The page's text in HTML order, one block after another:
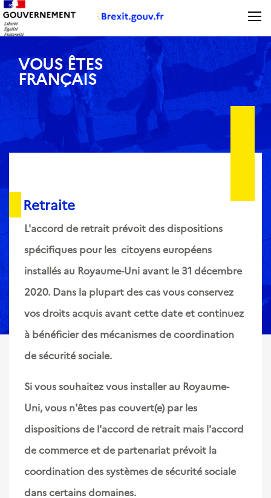
Panneau de gestion des cookies
VOUS ÊTES
FRANÇAIS
Retraite
L'accord de retrait prévoit des dispositions
spécifiques pour les citoyens européens
installés au Royaume-Uni avant le 31 décembre
2020. Dans la plupart des cas vous conservez
vos droits acquis avant cette date et continuez
à bénéficier des mécanismes de coordination
de sécurité sociale.
Si vous souhaitez vous installer au Royaume-
Uni, vous n'êtes pas couvert(e) par les
dispositions de l'accord de retrait mais l'accord
de commerce et de partenariat prévoit la
coordination des systèmes de sécurité sociale
dans certains domaines.